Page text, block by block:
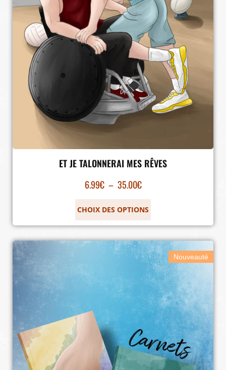
ET JE TALONNERAI MES RÊVES
6.99€ – 35.00€
CHOIX DES OPTIONS
Nouveauté